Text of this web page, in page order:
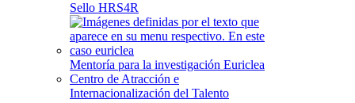
Sello HRS4R
Mentoría para la investigación Euriclea
Centro de Atracción e
Internacionalización del Talento